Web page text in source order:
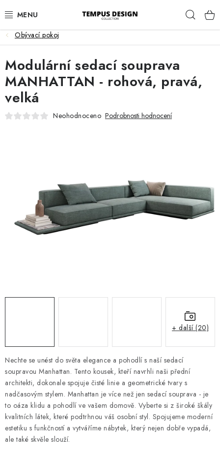
na
OBÝVACÍ POKOJ
KUCHYNĚ A JÍDELNA
LOŽNICE
DĚTSKÝ POKOJ
ZAHRADA
DOPLŇKY
Obývací pokoj
Nechte se unést do světa elegance a pohodlí s naší sedací
soupravou Manhattan. Tento kousek, kteří navrhli naši přední
architekti, dokonale spojuje čisté linie a geometrické tvary s
nadčasovým stylem. Manhattan je více než jen sedací souprava - je
to oáza klidu a pohodlí ve vašem domově. Vyberte si z široké škály
kvalitních látek, které podtrhnou váš osobní styl. Spojujeme moderní
estetiku s funkčností a vytváříme nábytek, který nejen dobře vypadá,
ale také skvěle slouží.
Modulární sedací souprava
MANHATTAN - rohová, pravá,
velká
Neohodnoceno Podrobnosti hodnocení
+ další (20)